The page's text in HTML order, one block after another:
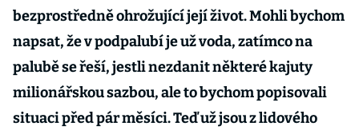
bezprostředně ohrožující její život. Mohli bychom
napsat, že v podpalubí je už voda, zatímco na
palubě se řeší, jestli nezdanit některé kajuty
milionářskou sazbou, ale to bychom popisovali
situaci před pár měsíci. Teď už jsou z lidového